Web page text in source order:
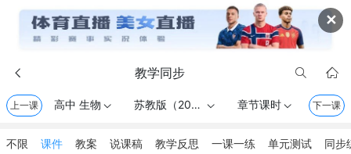
✕
 教学同步  
上一课 高中 生物  苏教版（2020） . 必修1 分子与细胞  章节课时 下一课
不限 课件 教案 说课稿 教学反思 一课一练 单元测试 同步